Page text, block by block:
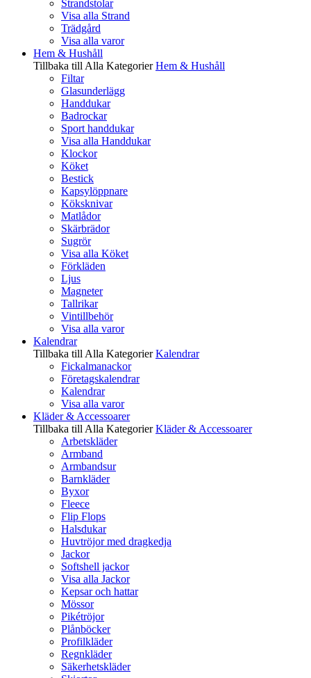
Strandstolar
Visa alla Strand
Trädgård
Visa alla varor
Hem & Hushåll
Tillbaka till Alla Kategorier Hem & Hushåll
Filtar
Glasunderlägg
Handdukar
Badrockar
Sport handdukar
Visa alla Handdukar
Klockor
Köket
Bestick
Kapsylöppnare
Köksknivar
Matlådor
Skärbrädor
Sugrör
Visa alla Köket
Förkläden
Ljus
Magneter
Tallrikar
Vintillbehör
Visa alla varor
Kalendrar
Tillbaka till Alla Kategorier Kalendrar
Fickalmanackor
Företagskalendrar
Kalendrar
Visa alla varor
Kläder & Accessoarer
Tillbaka till Alla Kategorier Kläder & Accessoarer
Arbetskläder
Armband
Armbandsur
Barnkläder
Byxor
Fleece
Flip Flops
Halsdukar
Huvtröjor med dragkedja
Jackor
Softshell jackor
Visa alla Jackor
Kepsar och hattar
Mössor
Pikétröjor
Plånböcker
Profilkläder
Regnkläder
Säkerhetskläder